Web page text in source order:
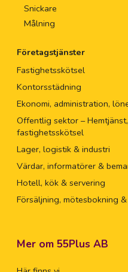
Snickare
Målning
Företagstjänster
Fastighetsskötsel
Kontorsstädning
Ekonomi, administration,
Offentlig sektor –
fastighetsskötsel
Lager, logistik & industri
Värdar, informatörer &
Hotell, kök & servering
Försäljning, mötesbokning
Mer om 55Plus AB